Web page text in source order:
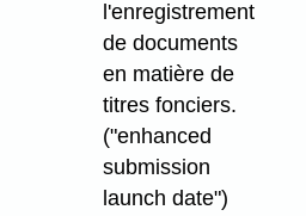
l'enregistrement
de documents
en matière de
titres fonciers.
("enhanced
submission
launch date")